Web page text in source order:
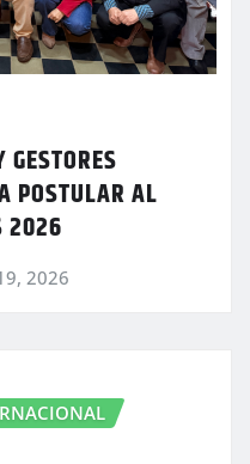
POSTULAR AL
2026
2026